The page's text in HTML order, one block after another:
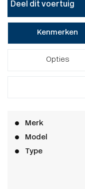
Deel dit voertuig
Kenmerken
Opties
Merk
Model
Type